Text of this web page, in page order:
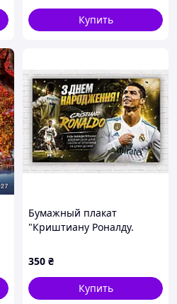
Купить
Бумажный плакат
"Криштиану Роналду.
днем ​​рождения", 115х75
см
350 ₴
Купить